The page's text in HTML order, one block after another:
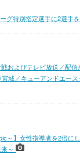
グ特別指定選手に2選手
およびテレビ放送／配
宮城／キューアンドエー
～】女性指導者を2倍に
来～